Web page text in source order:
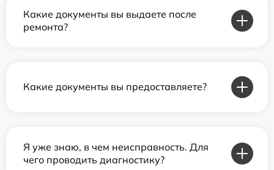
Какие документы вы выдаете после
ремонта?
Какие документы вы предоставляете?
Я уже знаю, в чем неисправность. Для
чего проводить диагностику?